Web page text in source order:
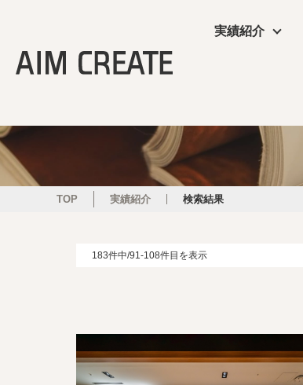
実績紹介
商業施設
サービス
オフィス・
プランニング
施工・制作
会社概要
役員・組織図
エイムクリ
ワクテナブル
提案資料
ニュース
TOP 実績紹介 検索結果
183件中/91-108件目を表示